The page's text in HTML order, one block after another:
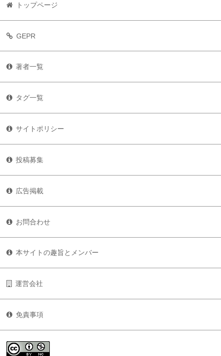
トップページ
GEPR
著者一覧
タグ一覧
サイトポリシー
投稿募集
広告掲載
お問合わせ
本サイトの趣旨とメンバー
運営会社
免責事項